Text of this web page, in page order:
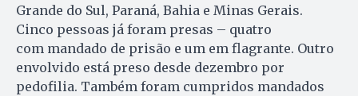
Grande do Sul, Paraná, Bahia e Minas Gerais.
Cinco pessoas já foram presas – quatro
com mandado de prisão e um em flagrante. Outro
envolvido está preso desde dezembro por
pedofilia. Também foram cumpridos mandados